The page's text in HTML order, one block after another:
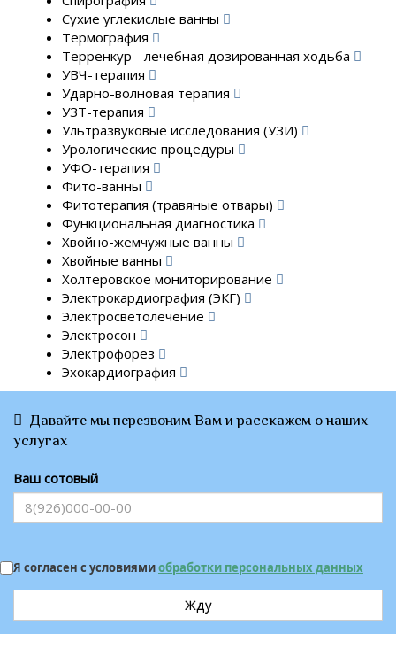
Сухие углекислые ванны
Термография
Терренкур - лечебная дозированная ходьба
УВЧ-терапия
Ударно-волновая терапия
УЗТ-терапия
Ультразвуковые исследования (УЗИ)
Урологические процедуры
УФО-терапия
Фито-ванны
Фитотерапия (травяные отвары)
Функциональная диагностика
Хвойно-жемчужные ванны
Хвойные ванны
Холтеровское мониторирование
Электрокардиография (ЭКГ)
Электросветолечение
Электросон
Электрофорез
Эхокардиография
Давайте мы перезвоним Вам и расскажем о наших
услугах
Ваш сотовый
Я согласен с условиямиобработки персональных данных
Жду